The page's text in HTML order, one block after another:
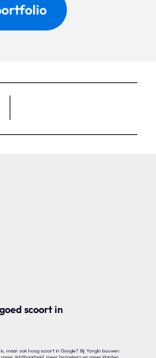
scoort in
maar ook hoog scoort in Google? Bij Yonglo bouwen
zichtbaarheid, meer bezoekers en meer klanten.